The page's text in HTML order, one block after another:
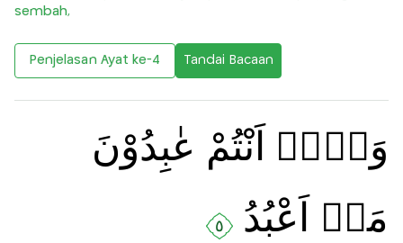
sembah,
Penjelasan Ayat ke-4 Tandai Bacaan
وَلَاۤ اَنْتُمْ عٰبِدُوْنَ
مَاۤ اَعْبُدُ ٥